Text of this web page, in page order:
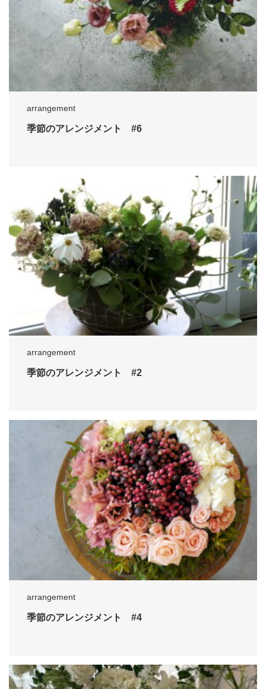
arrangement
季節のアレンジメント #6
arrangement
季節のアレンジメント #2
arrangement
季節のアレンジメント #4